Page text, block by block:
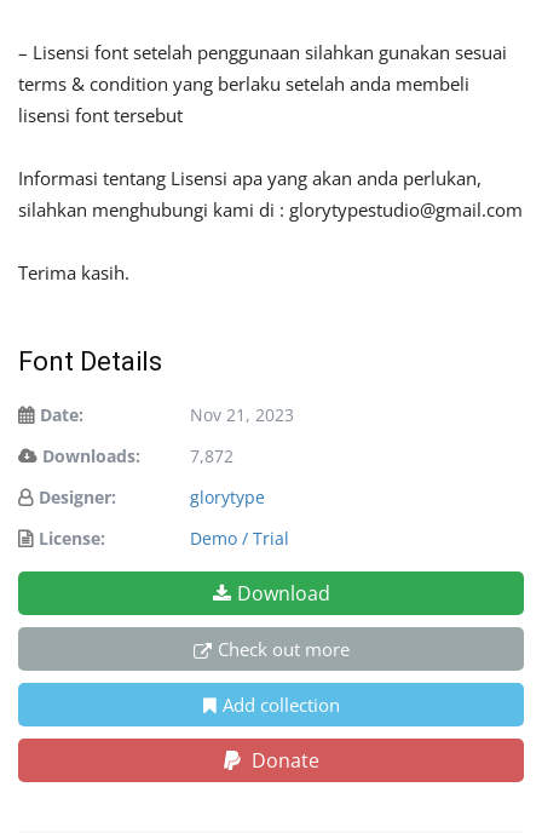
– Lisensi font setelah penggunaan silahkan gunakan sesuai
terms & condition yang berlaku setelah anda membeli
lisensi font tersebut
Informasi tentang Lisensi apa yang akan anda perlukan,
silahkan menghubungi kami di : glorytypestudio@gmail.com
Terima kasih.
Font Details
Date:
Nov 21, 2023
Downloads:
7,872
Designer:
glorytype
License:
Demo / Trial
Download
Check out more
Add collection
Donate